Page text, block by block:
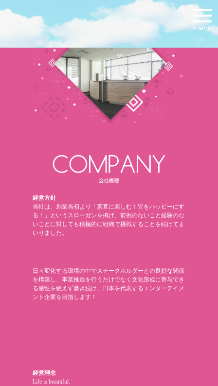
経営方針
当社は、創業当初より「素直に楽しむ！皆をハッピーにす
る！」というスローガンを掲げ、前例のないこと経験のな
いことに対しても積極的に組織で挑戦することを続けてま
いりました。
日々変化する環境の中でステークホルダーとの良好な関係
を構築し、事業推進を行うだけでなく文化形成に寄与でき
る感性を絶えず磨き続け、日本を代表するエンターテイメ
ント企業を目指します！
経営理念
Life is beautiful.